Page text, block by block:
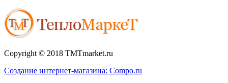
Copyright © 2018 TMTmarket.ru
Создание интернет-магазина: Compo.ru